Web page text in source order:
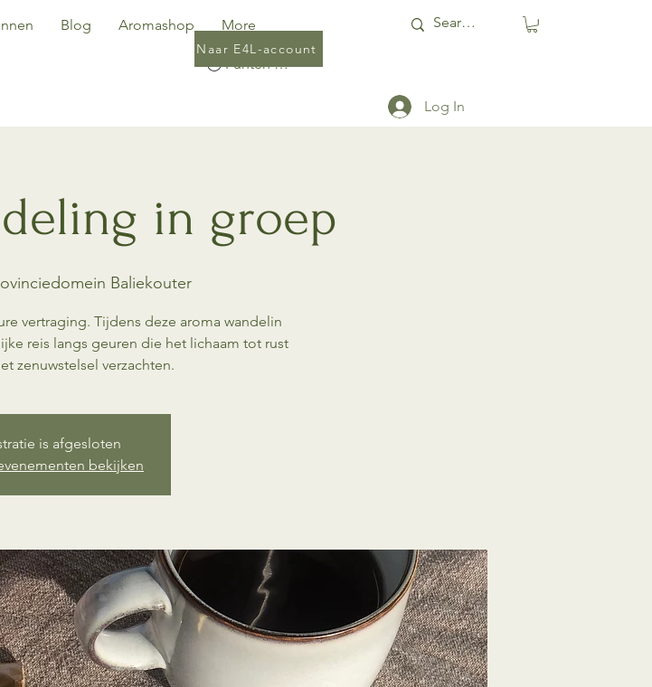
Blog Aromashop More
Punten bekijken
Naar E4L-account
Log In
in groep
Baliekouter
vertraging. Tijdens deze aroma wandelin
reis langs geuren die het lichaam tot rust
is afgesloten
bekijken